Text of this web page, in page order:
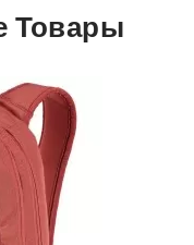
Товары